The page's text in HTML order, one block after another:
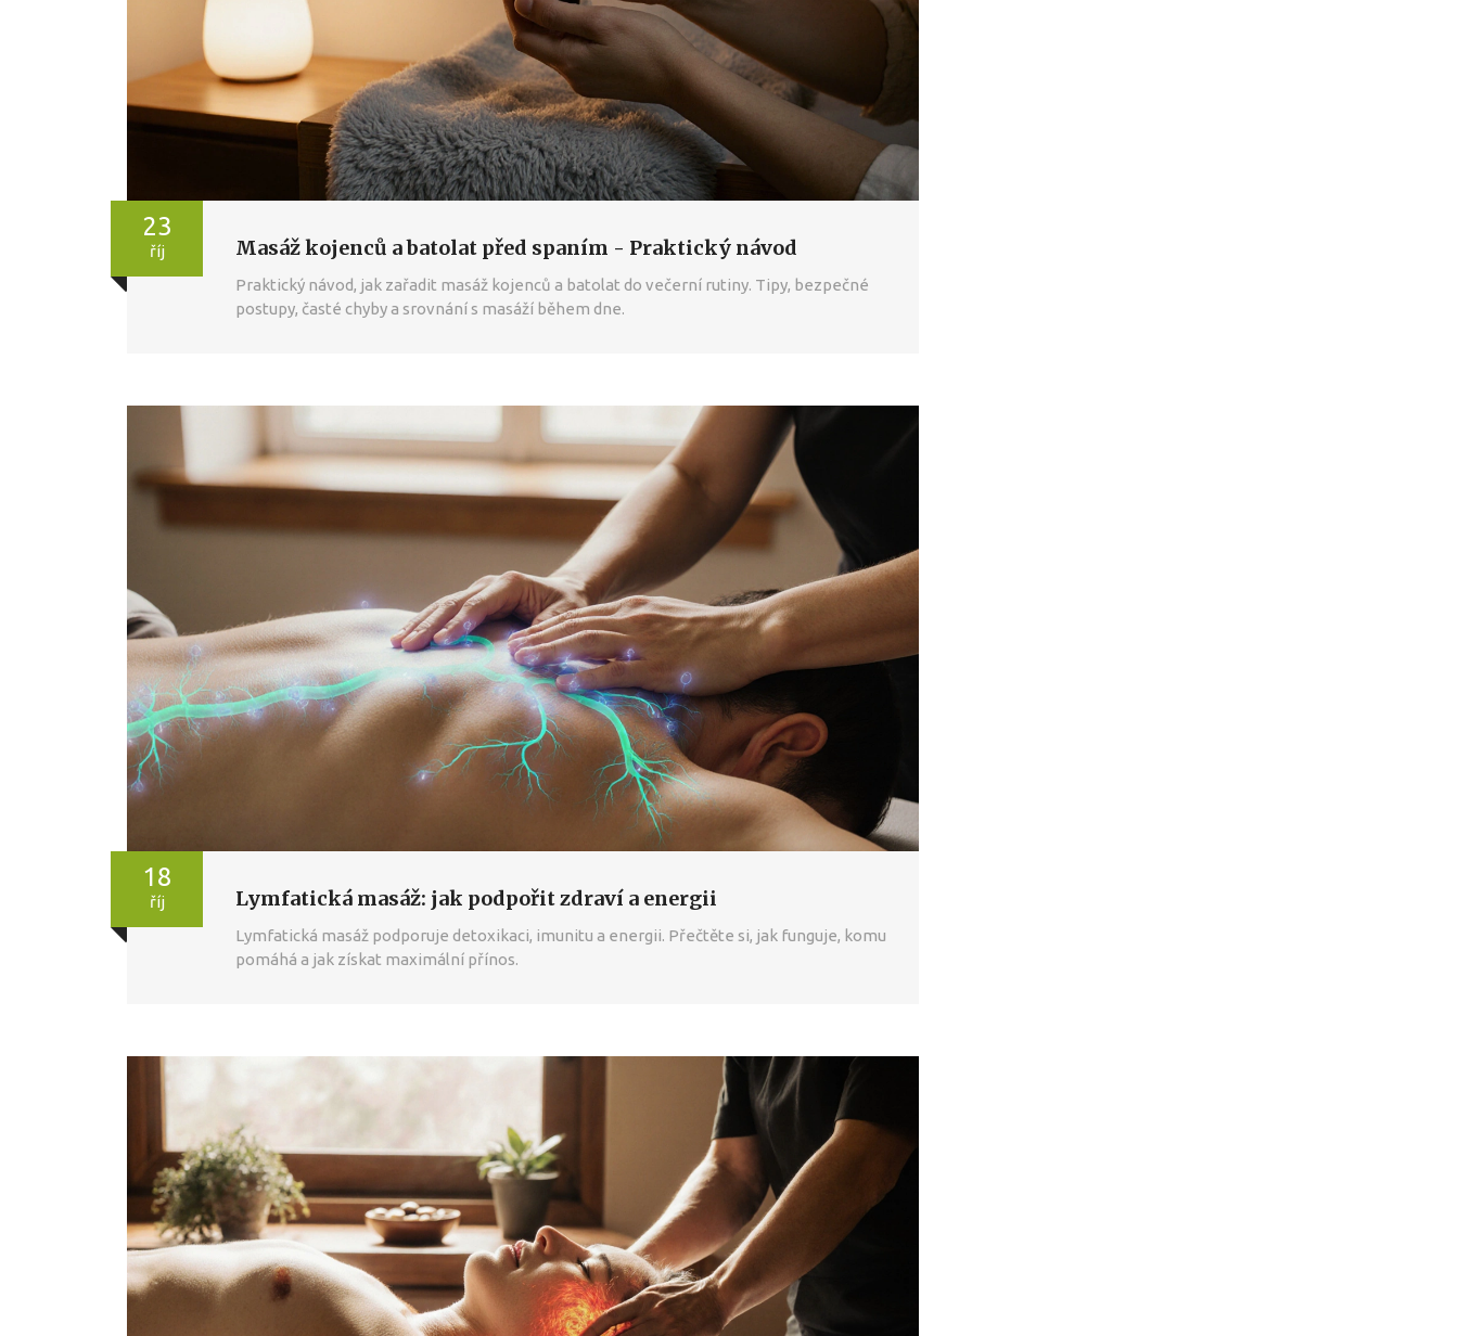
23
říj Masáž kojenců a batolat před spaním - Praktický návod
Praktický návod, jak zařadit masáž kojenců a batolat do večerní rutiny. Tipy, bezpečné
postupy, časté chyby a srovnání s masáží během dne.
18
říj Lymfatická masáž: jak podpořit zdraví a energii
Lymfatická masáž podporuje detoxikaci, imunitu a energii. Přečtěte si, jak funguje, komu
pomáhá a jak získat maximální přínos.